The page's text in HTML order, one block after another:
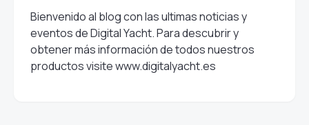
Bienvenido al blog con las ultimas noticias y
eventos de Digital Yacht. Para descubrir y
obtener más información de todos nuestros
productos visitewww.digitalyacht.es